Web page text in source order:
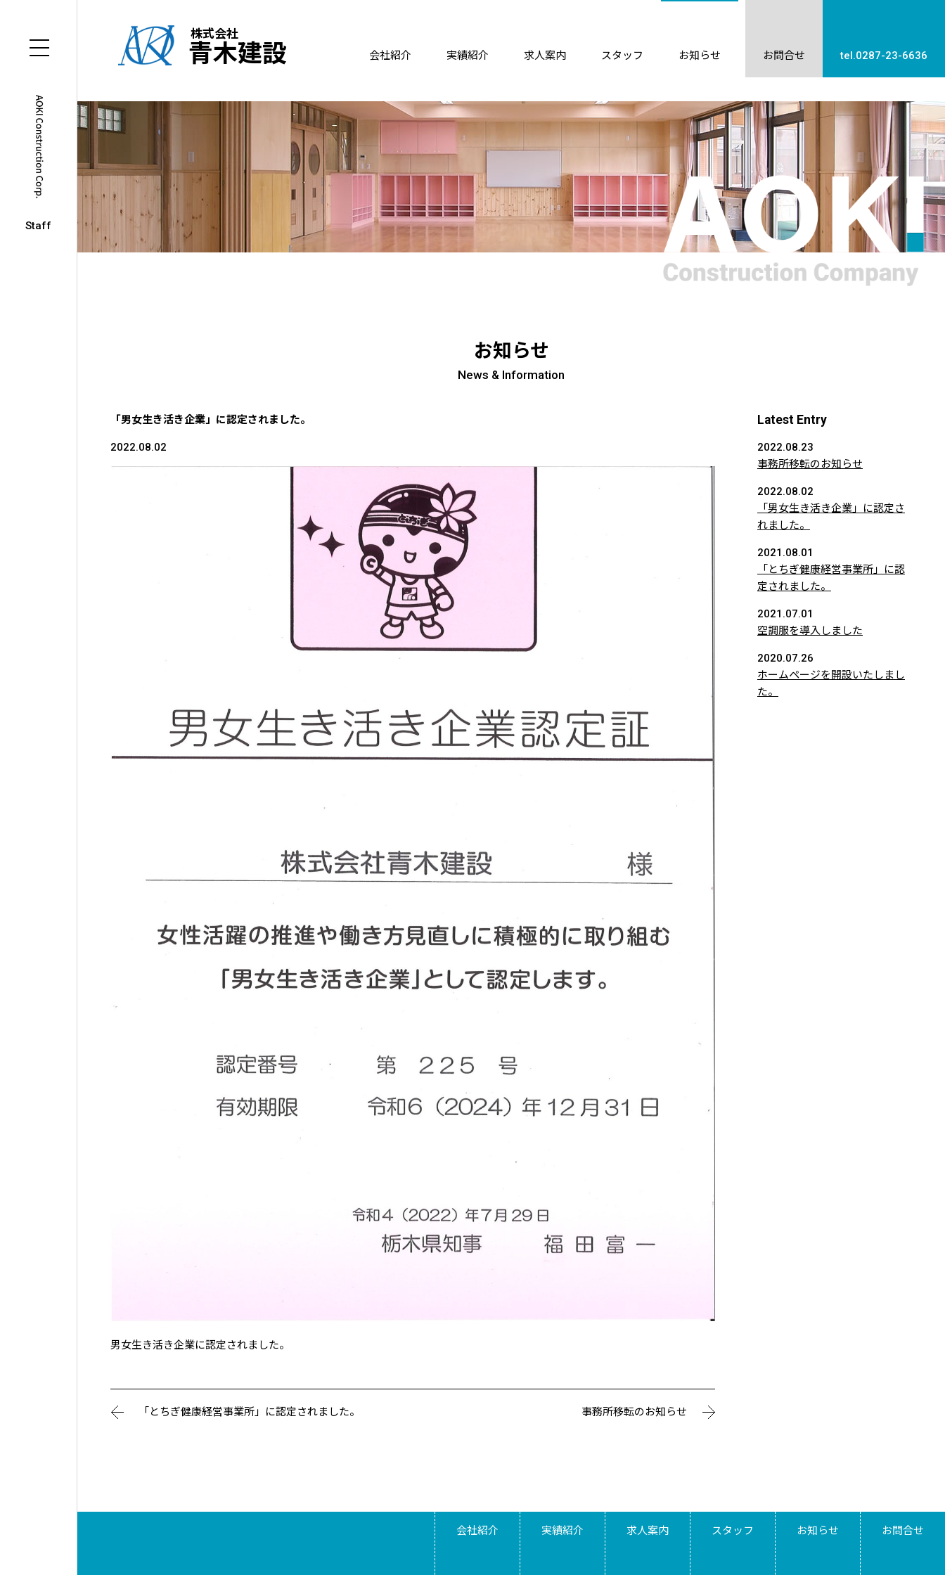
株式会社
青木建設 会社紹介 実績紹介 求人案内 スタッフ お知らせ お問合せ tel.0287-23-6636
Staff
お知らせ
News & Information
「男女生き活き企業」に認定されました。
2022.08.02
男女生き活き企業に認定されました。
「とちぎ健康経営事業所」に認定されました。 事務所移転のお知らせ
Latest Entry
2022.08.23
事務所移転のお知らせ
2022.08.02
「男女生き活き企業」に認定さ
れました。
2021.08.01
「とちぎ健康経営事業所」に認
定されました。
2021.07.01
空調服を導入しました
2020.07.26
ホームページを開設いたしまし
た。
会社紹介 実績紹介 求人案内 スタッフ お知らせ お問合せ